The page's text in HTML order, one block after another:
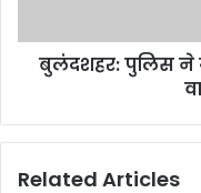
बुलंदशहर: पुलिस ने
Related Articles